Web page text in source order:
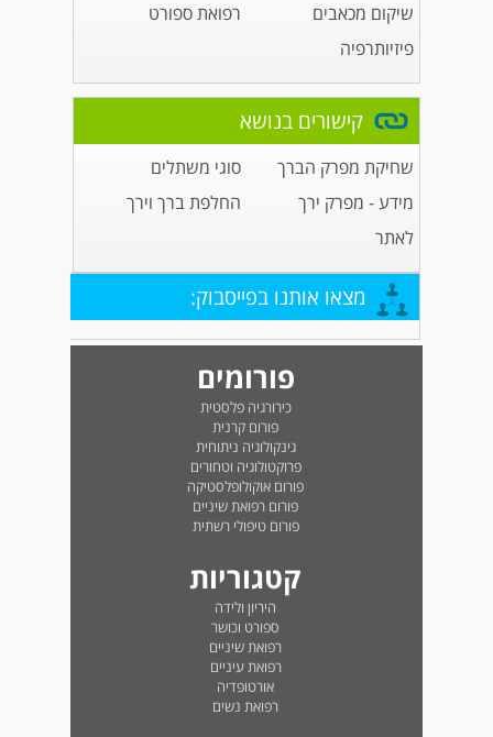
שיקום מכאבים
רפואת ספורט
פיזיותרפיה
קישורים בנושא
שחיקת מפרק הברך
סוגי משתלים
מידע - מפרק ירך
החלפת ברך וירך
לאתר
מצאו אותנו בפייסבוק:
פורומים
כירורגיה פלסטית
פורום קרנית
גינקולוגיה ניתוחית
פרוקטולוגיה וטחורים
פורום אוקולופלסטיקה
פורום רפואת שיניים
פורום טיפולי רשתית
קטגוריות
היריון ולידה
ספורט וכושר
רפואת שיניים
רפואת עיניים
אורטופדיה
רפואת נשים